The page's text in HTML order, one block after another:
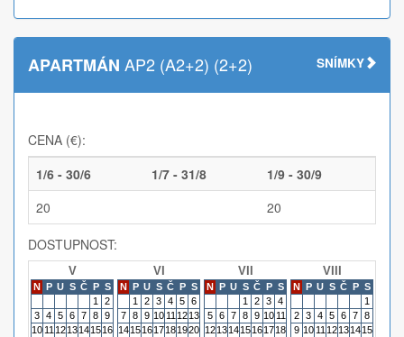
APARTMÁN AP2 (A2+2) (2+2) SNÍMKY
CENA (€):
1/6 - 30/6
1/7 - 31/8
1/9 - 30/9
20
20
DOSTUPNOST:
V
N P U S Č P S
1
2
3 4 5 6 7 8 9
10 11 1213141516
VI
N P U S Č P S
1
2 3 4 5 6
7 8 9 10 11 1213
14151617181920
VII
N P U S Č P S
1
2 3 4
5 6 7 8 9 10 11
12131415161718
VIII
N P U S Č P S
1
2 3 4 5 6 7 8
9 10 11 12131415